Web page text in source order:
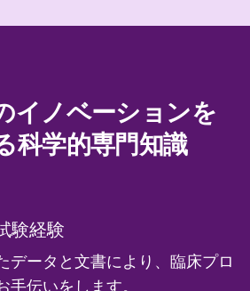
イノベーションを
科学的専門知識
験経験
データと文書により、臨床プロ
伝いをします。